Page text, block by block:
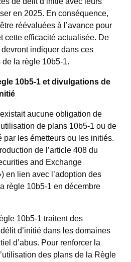
en 2025. En conséquence,
réévaluées à l’avance pour
cette efficacité actualisée. De
indiquer dans ces
la règle 10b5-1.
10b5-1 et divulgations de
aucune obligation de
de plans 10b5-1 ou de
par les émetteurs ou les initiés.
de l’article 408 du
and Exchange
en lien avec l’adoption des
règle 10b5-1 en décembre
10b5-1 traitent des
d’initié dans les domaines
d’abus. Pour renforcer la
des plans de la Règle